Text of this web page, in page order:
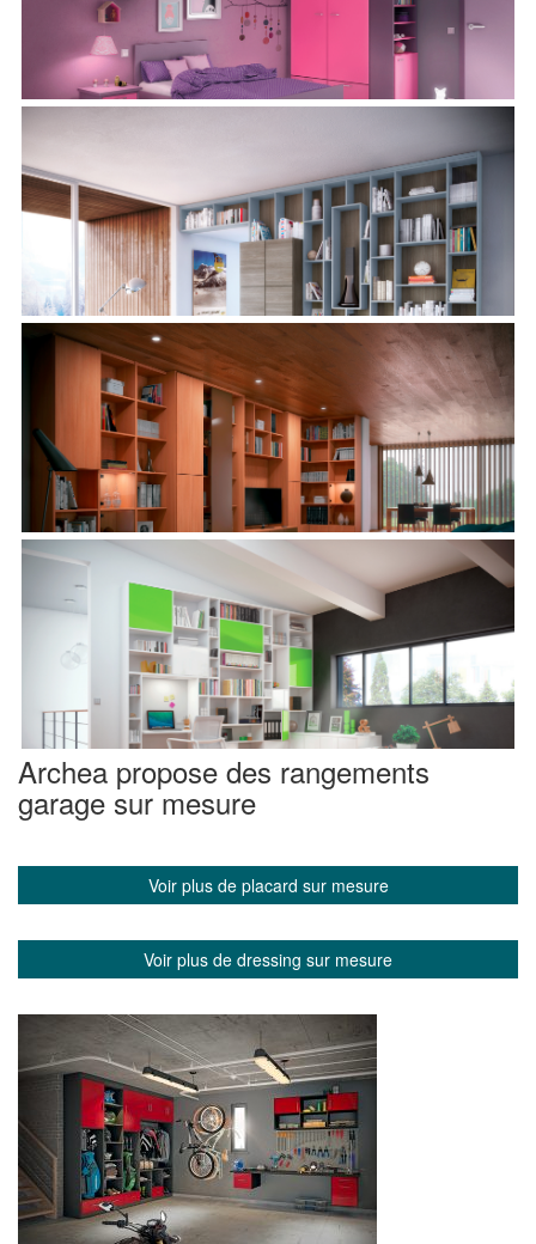
Archea propose des rangements
garage sur mesure
Voir plus de placard sur mesure
Voir plus de dressing sur mesure